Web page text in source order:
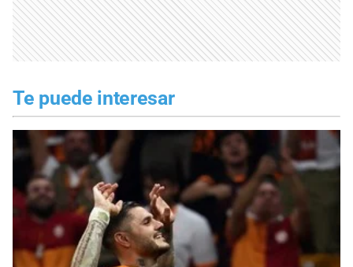
Te puede interesar